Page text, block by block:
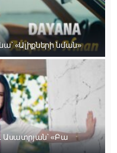
«Ալիքների նման»
Ասատրյան՝ «Բա